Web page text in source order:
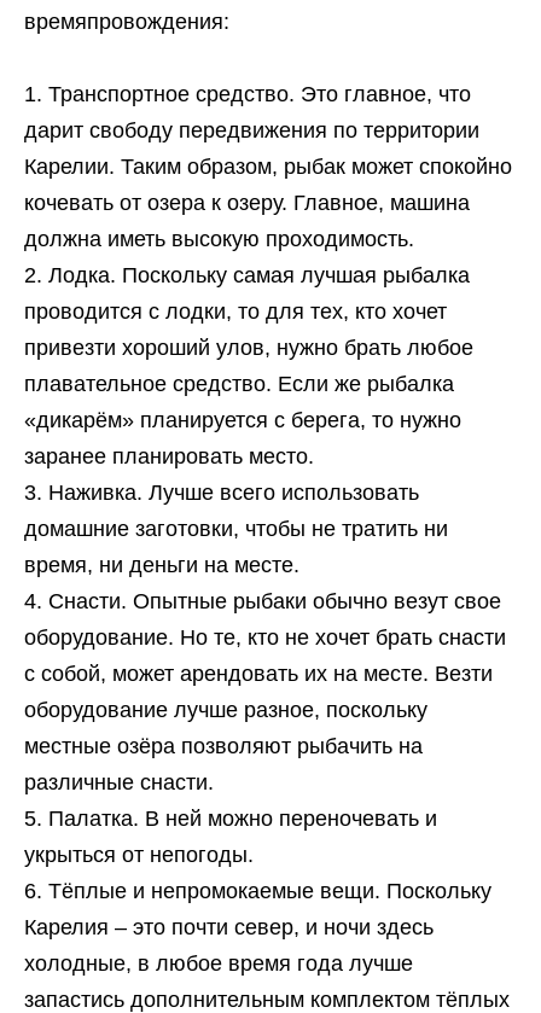
времяпровождения:
Транспортное средство. Это главное, что
дарит свободу передвижения по территории
Карелии. Таким образом, рыбак может спокойно
кочевать от озера к озеру. Главное, машина
должна иметь высокую проходимость.
Лодка. Поскольку самая лучшая рыбалка
проводится с лодки, то для тех, кто хочет
привезти хороший улов, нужно брать любое
плавательное средство. Если же рыбалка
«дикарём» планируется с берега, то нужно
заранее планировать место.
Наживка. Лучше всего использовать
домашние заготовки, чтобы не тратить ни
время, ни деньги на месте.
Снасти. Опытные рыбаки обычно везут свое
оборудование. Но те, кто не хочет брать снасти
с собой, может арендовать их на месте. Везти
оборудование лучше разное, поскольку
местные озёра позволяют рыбачить на
различные снасти.
Палатка. В ней можно переночевать и
укрыться от непогоды.
Тёплые и непромокаемые вещи. Поскольку
Карелия – это почти север, и ночи здесь
холодные, в любое время года лучше
запастись дополнительным комплектом тёплых